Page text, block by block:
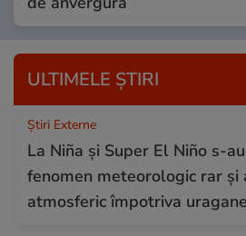
ULTIMELE ȘTIRI
Știri Externe
La Niña și Super El Niño s-
fenomen meteorologic rar și
atmosferic împotriva